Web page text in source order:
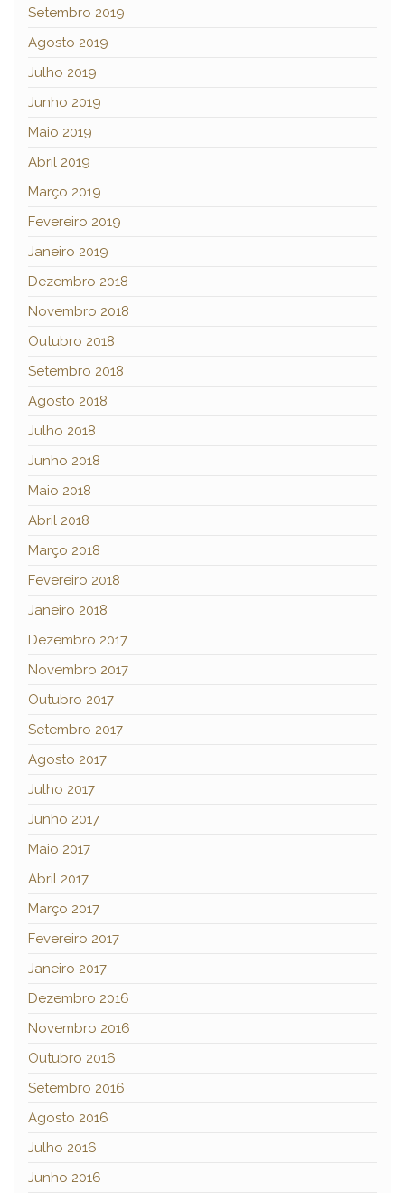
Setembro 2019
Agosto 2019
Julho 2019
Junho 2019
Maio 2019
Abril 2019
Março 2019
Fevereiro 2019
Janeiro 2019
Dezembro 2018
Novembro 2018
Outubro 2018
Setembro 2018
Agosto 2018
Julho 2018
Junho 2018
Maio 2018
Abril 2018
Março 2018
Fevereiro 2018
Janeiro 2018
Dezembro 2017
Novembro 2017
Outubro 2017
Setembro 2017
Agosto 2017
Julho 2017
Junho 2017
Maio 2017
Abril 2017
Março 2017
Fevereiro 2017
Janeiro 2017
Dezembro 2016
Novembro 2016
Outubro 2016
Setembro 2016
Agosto 2016
Julho 2016
Junho 2016